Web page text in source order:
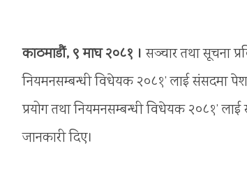
काठमाडौं, ९ माघ २०८१ । सञ्चार तथा सूचना
नियमनसम्बन्धी विधेयक २०८१’ लाई संसदमा
प्रयोग तथा नियमनसम्बन्धी विधेयक २०८१’
जानकारी दिए।